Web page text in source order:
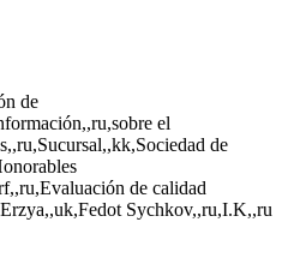
de
el
de
de calidad
Sychkov,,ru,I.K,,ru